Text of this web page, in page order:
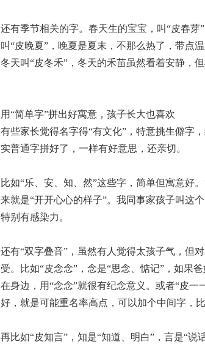
还有季节相关的字。春天生的宝宝，叫“皮春
叫“皮晚夏”，晚夏是夏末，不那么热了，带点
冬天叫“皮冬禾”，冬天的禾苗虽然看着安静，
用“简单字”拼出好寓意，孩子长大也喜欢
有些家长觉得名字得“有文化”，特意挑生僻字
实普通字拼好了，一样有好意思，还亲切。
比如“乐、安、知、然”这些字，简单但寓意好
来就是“开开心心的样子”。我同事家孩子叫这
特别有感染力。
还有“双字叠音”，虽然有人觉得太孩子气，但
受。比如“皮念念”，念是“思念、惦记”，如果
在身边，用“念念”就很有纪念意义。或者“皮一
好，就是可能重名率高点，可以加个中间字，
再比如“皮知言”，知是“知道、明白”，言是“